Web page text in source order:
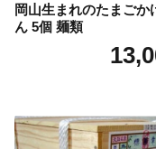
岡山生まれのたまごか
ん 5個 麺類